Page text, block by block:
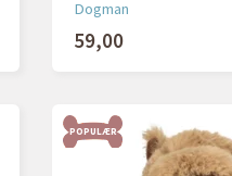
Dogman
59,00
POPULÆR